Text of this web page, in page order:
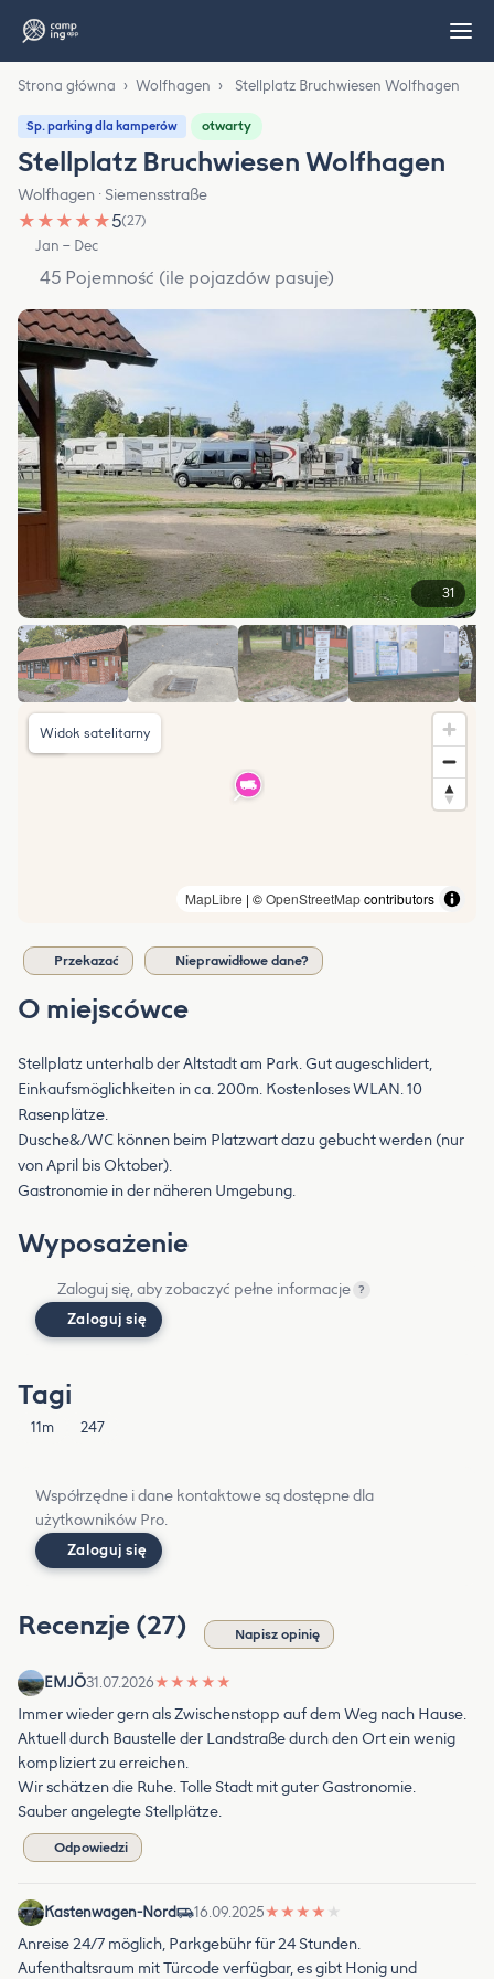
Strona główna › Wolfhagen › Stellplatz Bruchwiesen Wolfhagen
Sp. parking dla kamperów otwarty
Stellplatz Bruchwiesen Wolfhagen
Wolfhagen · Siemensstraße
★ ★ ★ ★ ★5(27)
Jan – Dec
45 Pojemność (ile pojazdów pasuje)
31
MapLibre | ©OpenStreetMapcontributors
Widok satelitarny
Przekazać Nieprawidłowe dane?
O miejscówce
Stellplatz unterhalb der Altstadt am Park. Gut augeschlidert,
Einkaufsmöglichkeiten in ca. 200m. Kostenloses WLAN. 10
Rasenplätze.
Dusche&/WC können beim Platzwart dazu gebucht werden (nur
von April bis Oktober).
Gastronomie in der näheren Umgebung.
Wyposażenie
Zaloguj się, aby zobaczyć pełne informacje ?
Zaloguj się
Tagi
11m 247
Współrzędne i dane kontaktowe są dostępne dla
użytkowników Pro.
Zaloguj się
Recenzje (27) Napisz opinię
EMJÖ31.07.2026★ ★ ★ ★ ★
Immer wieder gern als Zwischenstopp auf dem Weg nach Hause.
Aktuell durch Baustelle der Landstraße durch den Ort ein wenig
kompliziert zu erreichen.
Wir schätzen die Ruhe. Tolle Stadt mit guter Gastronomie.
Sauber angelegte Stellplätze.
Odpowiedzi
Kastenwagen-Nord 16.09.2025★ ★ ★ ★ ★
Anreise 24/7 möglich, Parkgebühr für 24 Stunden.
Aufenthaltsraum mit Türcode verfügbar, es gibt Honig und